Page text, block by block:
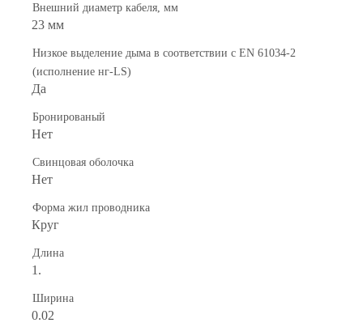
Внешний диаметр кабеля, мм
23 мм
Низкое выделение дыма в соответствии с EN 61034-2
(исполнение нг-LS)
Да
Бронированый
Нет
Свинцовая оболочка
Нет
Форма жил проводника
Круг
Длина
1.
Ширина
0.02